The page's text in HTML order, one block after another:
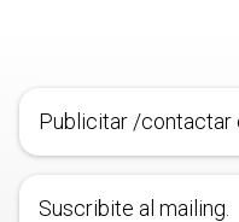
Publicitar /contactar
Suscribite al mailing.